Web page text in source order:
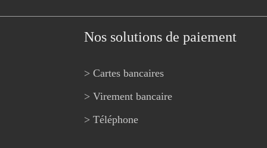
Nos solutions de paiement
> Cartes bancaires
> Virement bancaire
> Téléphone